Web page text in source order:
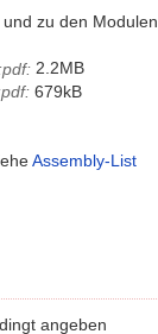
zu den Modulen
2.2MB
679kB
Assembly-List
angeben